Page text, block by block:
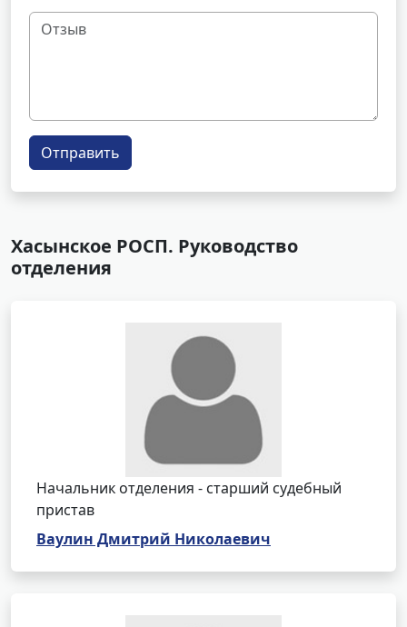
Отправить
Хасынское РОСП. Руководство
отделения
Начальник отделения - старший судебный
пристав
Ваулин Дмитрий Николаевич